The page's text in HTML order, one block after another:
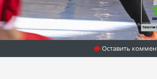
Оставить